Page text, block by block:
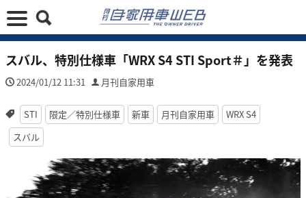
スバル、特別仕様車「WRX S4 STI Sport＃」を発表
2024/01/12 11:31 月刊自家用車
STI 限定／特別仕様車 新車 月刊自家用車
WRX S4
スバル